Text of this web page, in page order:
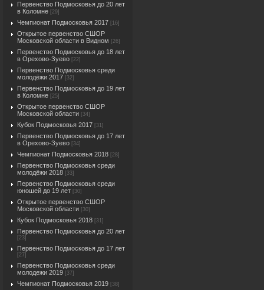
Первенство Подмосковья до 20 лет
в Коломне [29]
Чемпионат Подмосковья 2017 [16]
Открытое первенство СШОР
Московской области в Видном
[26]
Первенство Подмосковья до 18 лет
в Орехово-Зуево [22]
Первенство Подмосковья среди
молодёжи 2017 [32]
Первенство Подмосковья до 19 лет
в Коломне [25]
Открытое первенство СШОР
Московской области [34]
Кубок Подмосковья 2017 [31]
Первенство Подмосковья до 17 лет
в Орехово-Зуево [34]
Чемпионат Подмосковья 2018 [28]
Первенство Подмосковья среди
молодёжи 2018 [33]
Первенство Подмосковья среди
юношей до 19 лет [30]
Открытое первенство СШОР
Московской области [30]
Кубок Подмосковья 2018 [31]
Первенство Подмосковья до 20 лет
[23]
Первенство Подмосковья до 17 лет
[27]
Первенство Подмосковья среди
молодежи 2019 [37]
Чемпионат Подмосковья 2019 [38]